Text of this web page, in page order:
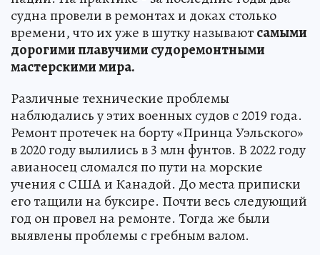
судна провели в ремонтах и доках столько
времени, что их уже в шутку называютсамыми
дорогими плавучими судоремонтными
мастерскими мира.
Различные технические проблемы
наблюдались у этих военных судов с 2019 года.
Ремонт протечек на борту «Принца Уэльского»
в 2020 году вылились в 3 млн фунтов. В 2022 году
авианосец сломался по пути на морские
учения с США и Канадой. До места приписки
его тащили на буксире. Почти весь следующий
год он провел на ремонте. Тогда же были
выявлены проблемы с гребным валом.